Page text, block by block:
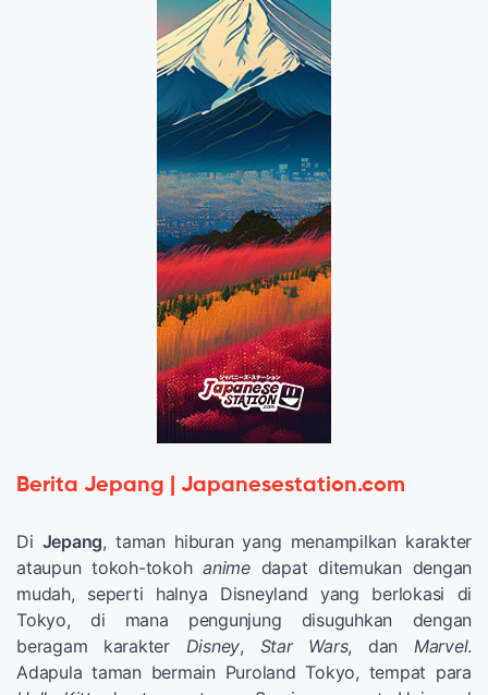
Berita Jepang | Japanesestation.com
Di Jepang, taman hiburan yang menampilkan karakter
ataupun tokoh-tokoh animedapat ditemukan dengan
mudah, seperti halnya Disneyland yang berlokasi di
Tokyo, di mana pengunjung disuguhkan dengan
beragam karakter Disney, Star Wars, dan Marvel.
Adapula taman bermain Puroland Tokyo, tempat para